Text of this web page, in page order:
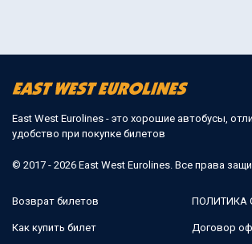
East West Eurolines - это хорошие автобусы,
удобство при покупке билетов
© 2017 - 2026 East West Eurolines. Все права
Возврат билетов
Как купить билет
ПОЛИТИКА
Договор